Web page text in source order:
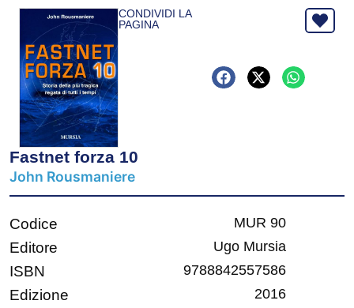
CONDIVIDI LA
PAGINA
Fastnet forza 10
John Rousmaniere
Codice MUR 90
Editore Ugo Mursia
ISBN 9788842557586
Edizione 2016